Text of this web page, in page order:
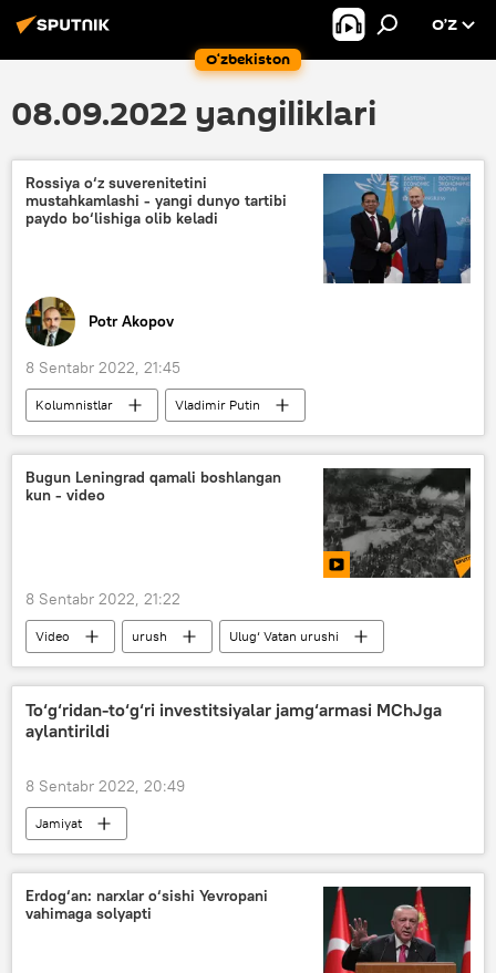
O‘zbekiston
O’Z
08.09.2022 yangiliklari
Rossiya o‘z suverenitetini
mustahkamlashi - yangi dunyo tartibi
paydo bo‘lishiga olib keladi
Potr Akopov
8 Sentabr 2022, 21:45
Kolumnistlar
Vladimir Putin
Vladivostok
Rossiya
Bugun Leningrad qamali boshlangan
kun - video
8 Sentabr 2022, 21:22
Video urush Ulug‘ Vatan urushi
To‘g‘ridan-to‘g‘ri investitsiyalar jamg‘armasi MChJga
aylantirildi
8 Sentabr 2022, 20:49
Jamiyat
O‘zbekiston to‘g‘ridan-to‘g‘ri investitsiyalar jamg‘armasi
Erdog‘an: narxlar o‘sishi Yevropani
vahimaga solyapti